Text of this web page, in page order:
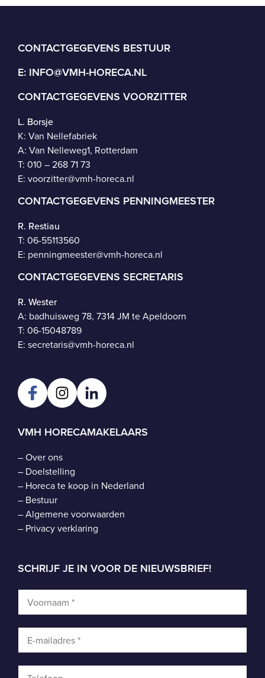
CONTACTGEGEVENS BESTUUR
E: INFO@VMH-HORECA.NL
CONTACTGEGEVENS VOORZITTER
L. Borsje
K: Van Nellefabriek
A: Van Nelleweg1, Rotterdam
T: 010 – 268 71 73
E: voorzitter@vmh-horeca.nl
CONTACTGEGEVENS PENNINGMEESTER
R. Restiau
T: 06-55113560
E: penningmeester@vmh-horeca.nl
CONTACTGEGEVENS SECRETARIS
R. Wester
A: badhuisweg 78, 7314 JM te Apeldoorn
T: 06-15048789
E: secretaris@vmh-horeca.nl
VMH HORECAMAKELAARS
–Over ons
– Doelstelling
– Horeca te koop in Nederland
– Bestuur
–Algemene voorwaarden
– Privacy verklaring
SCHRIJF JE IN VOOR DE NIEUWSBRIEF!